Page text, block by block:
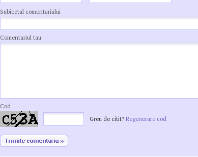
Subiectul comentariului
Comentariul tau
Cod
Greu de citit? Regenerare cod